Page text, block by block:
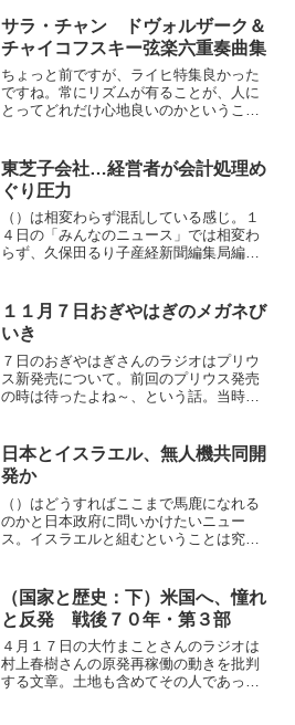
サラ・チャン ドヴォルザーク＆
チャイコフスキー弦楽六重奏曲集
ちょっと前ですが、ライヒ特集良かった
ですね。常にリズムが有ることが、人に
とってどれだけ心地良いのかということ
ょうか（笑）こういう人を見ると、クラ
シックの持つ実験精神の尊...
東芝子会社…経営者が会計処理め
ぐり圧力
（）は相変わらず混乱している感じ。１
４日の「みんなのニュース」では相変わ
らず、久保田るり子産経新聞編集局編集
の「Nスタ」でも岸井成格氏が「廃炉事業
東芝がいなきゃダメなん...
１１月７日おぎやはぎのメガネび
いき
７日のおぎやはぎさんのラジオはプリウ
ス新発売について。前回のプリウス発売
の時は待ったよね～、という話。当時は
償ですよね。もちろんハイブリッド技術
に対するものですけど、農...
日本とイスラエル、無人機共同開
発か
（）はどうすればここまで馬鹿になれる
のかと日本政府に問いかけたいニュー
ス。イスラエルと組むということは究極
唯々諾々と聞いているだけということな
のだと思う。ガザで「実験」を...
（国家と歴史：下）米国へ、憧れ
と反発 戦後７０年・第３部
４月１７日の大竹まことさんのラジオは
村上春樹さんの原発再稼働の動きを批判
する文章。土地も含めてその人であっ